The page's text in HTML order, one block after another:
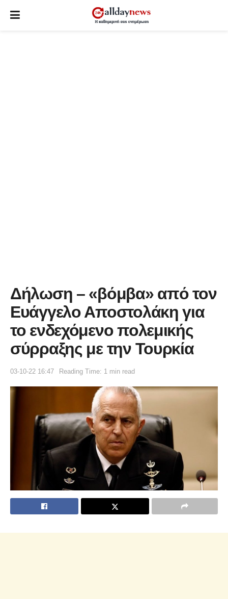
Δήλωση – «βόμβα» από τον
Ευάγγελο Αποστολάκη για
το ενδεχόμενο πολεμικής
σύρραξης με την Τουρκία
03-10-22 16:47 Reading Time: 1 min read